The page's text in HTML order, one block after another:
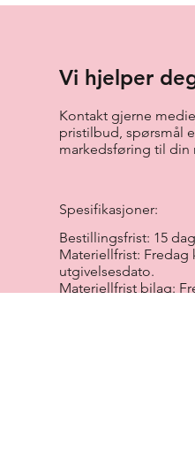
Vi hjelper
Kontakt gjerne
pristilbud, spørsmål
markedsføring til
Spesifikasjoner:
Bestillingsfrist: 15
Materiellfrist: Fredag
utgivelsesdato.
Materiellfrist bilag: